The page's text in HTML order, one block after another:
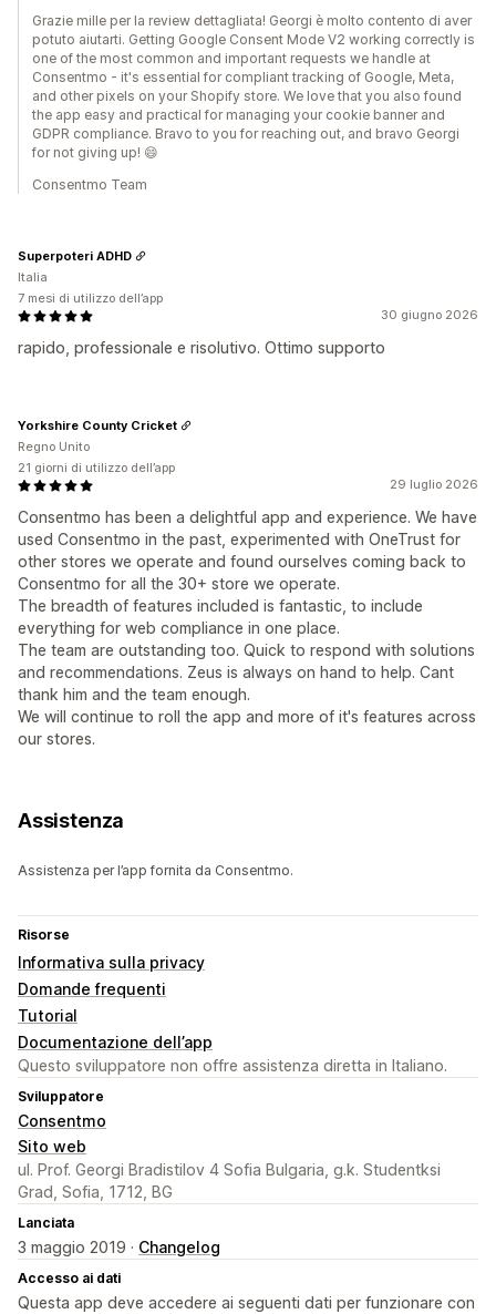
Grazie mille per la review dettagliata! Georgi è molto contento di aver
potuto aiutarti. Getting Google Consent Mode V2 working correctly is
one of the most common and important requests we handle at
Consentmo - it's essential for compliant tracking of Google, Meta,
and other pixels on your Shopify store. We love that you also found
the app easy and practical for managing your cookie banner and
GDPR compliance. Bravo to you for reaching out, and bravo Georgi
for not giving up! 😄
Consentmo Team
30 giugno 2026
rapido, professionale e risolutivo. Ottimo supporto
Superpoteri ADHD
Italia
7 mesi di utilizzo dell’app
29 luglio 2026
Consentmo has been a delightful app and experience. We have
used Consentmo in the past, experimented with OneTrust for
other stores we operate and found ourselves coming back to
Consentmo for all the 30+ store we operate.
The breadth of features included is fantastic, to include
everything for web compliance in one place.
The team are outstanding too. Quick to respond with solutions
and recommendations. Zeus is always on hand to help. Cant
thank him and the team enough.
We will continue to roll the app and more of it's features across
our stores.
Yorkshire County Cricket
Regno Unito
21 giorni di utilizzo dell’app
Assistenza
Assistenza per l’app fornita da Consentmo.
Risorse
Informativa sulla privacy
Domande frequenti
Tutorial
Documentazione dell’app
Questo sviluppatore non offre assistenza diretta in Italiano.
Sviluppatore
Consentmo
Sito web
ul. Prof. Georgi Bradistilov 4 Sofia Bulgaria, g.k. Studentksi
Grad, Sofia, 1712, BG
Lanciata
3 maggio 2019 · Changelog
Accesso ai dati
Questa app deve accedere ai seguenti dati per funzionare con